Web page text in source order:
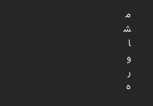
م
ش
ا
و
ر
ه